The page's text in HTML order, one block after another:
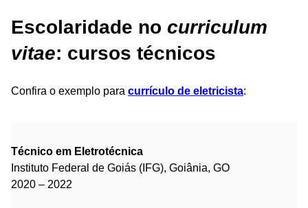
Escolaridade no curriculum
vitae: cursos técnicos
Confira o exemplo para currículo de eletricista:
Técnico em Eletrotécnica
Instituto Federal de Goiás (IFG), Goiânia, GO
2020 – 2022